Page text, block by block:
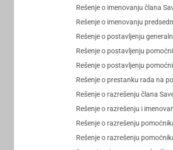
Rešenje o imenovanju člana
Rešenje o imenovanju
Rešenje o postavljenju
Rešenje o postavljenju
Rešenje o postavljenju
Rešenje o prestanku rada na
Rešenje o razrešenju člana
Rešenje o razrešenju i
Rešenje o razrešenju
Rešenje o razrešenju